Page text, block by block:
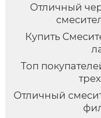
Отличный
Купить
Топ
Отличный